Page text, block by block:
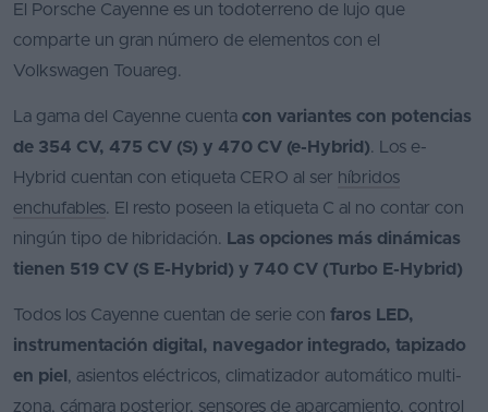
El Porsche Cayenne es un todoterreno de lujo que
comparte un gran número de elementos con el
Volkswagen Touareg.
La gama del Cayenne cuenta con variantes con potencias
de 354 CV, 475 CV (S) y 470 CV (e-Hybrid). Los e-
Hybrid cuentan con etiqueta CERO al ser híbridos
enchufables. El resto poseen la etiqueta C al no contar con
ningún tipo de hibridación. Las opciones más dinámicas
tienen 519 CV (S E-Hybrid) y 740 CV (Turbo E-Hybrid)
Todos los Cayenne cuentan de serie con faros LED,
instrumentación digital, navegador integrado, tapizado
en piel , asientos eléctricos, climatizador automático multi-
zona, cámara posterior, sensores de aparcamiento, control